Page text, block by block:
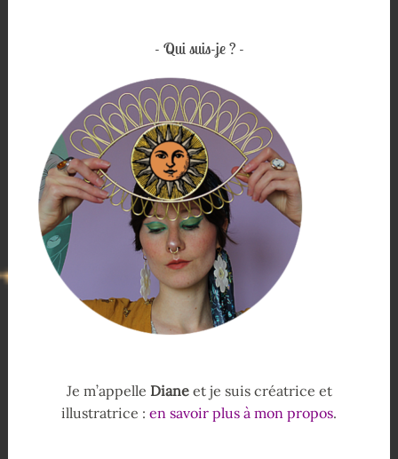
Qui suis-je ?
Je m’appelle Dianeet je suis créatrice et
illustratrice : en savoir plus à mon propos.